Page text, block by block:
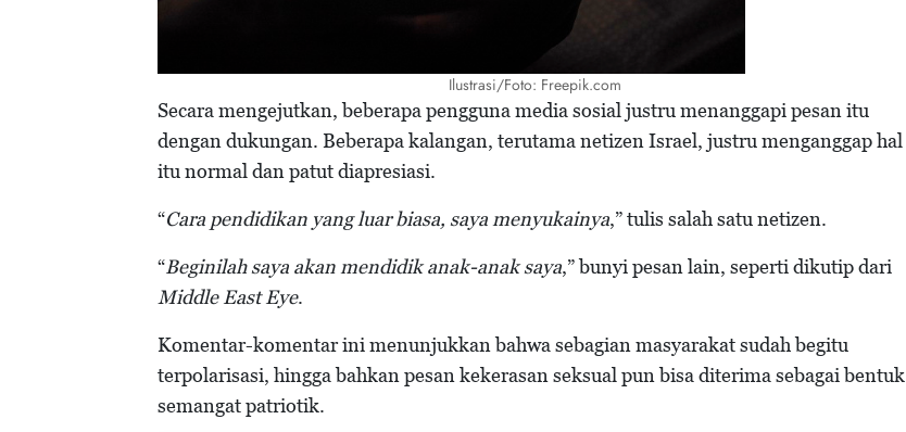
Ilustrasi/Foto: Freepik.com
Secara mengejutkan, beberapa pengguna media sosial justru menanggapi pesan itu
dengan dukungan. Beberapa kalangan, terutama netizen Israel, justru menganggap hal
itu normal dan patut diapresiasi.
“Cara pendidikan yang luar biasa, saya menyukainya,” tulis salah satu netizen.
“Beginilah saya akan mendidik anak-anak saya,” bunyi pesan lain, seperti dikutip dari
Middle East Eye.
Komentar-komentar ini menunjukkan bahwa sebagian masyarakat sudah begitu
terpolarisasi, hingga bahkan pesan kekerasan seksual pun bisa diterima sebagai bentuk
semangat patriotik.